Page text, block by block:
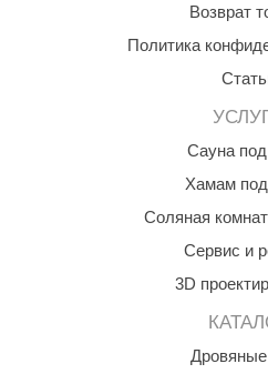
Возврат
Политика
Сауна
Хамам
Соляная
Сервис и
3D